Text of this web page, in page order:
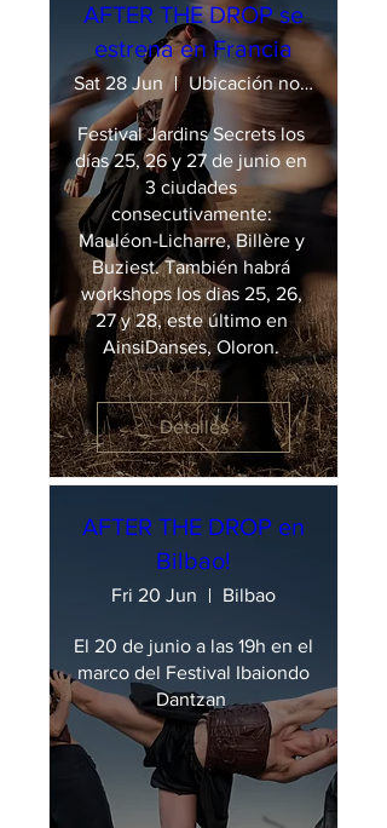
AFTER THE DROP se
estrena en Francia
Sat 28 Jun Ubicación no determinada
Festival Jardins Secrets los
días 25, 26 y 27 de junio en
3 ciudades
consecutivamente:
Mauléon-Licharre, Billère y
Buziest. También habrá
workshops los dias 25, 26,
27 y 28, este último en
AinsiDanses, Oloron.
Detalles
AFTER THE DROP en
Bilbao!
Fri 20 Jun Bilbao
El 20 de junio a las 19h en el
marco del Festival Ibaiondo
Dantzan